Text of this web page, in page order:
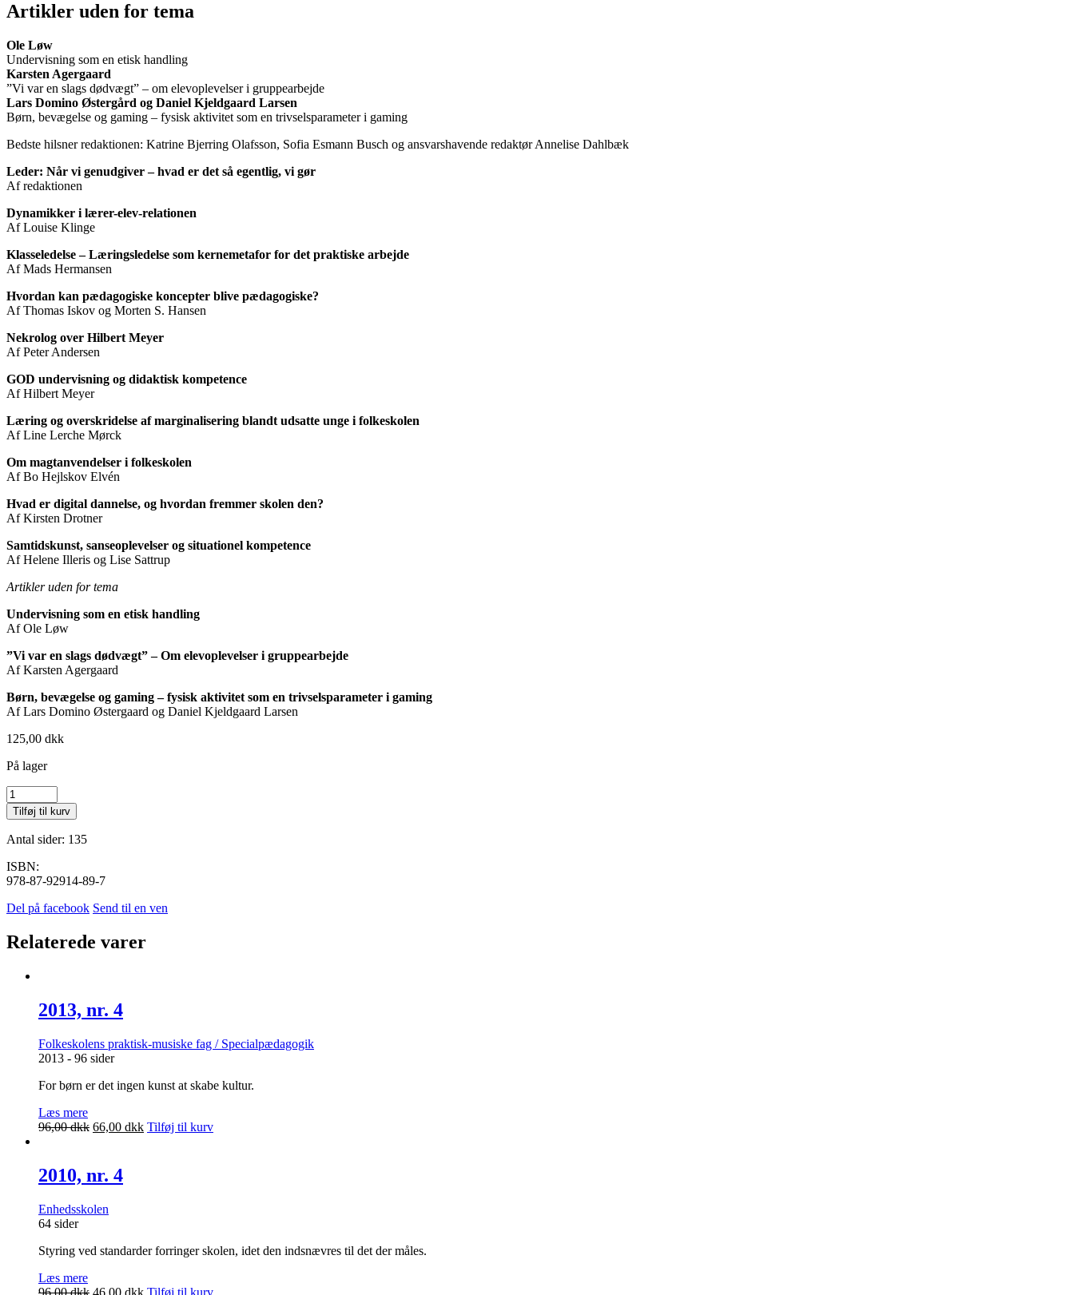
Artikler uden for tema
Ole Løw
Undervisning som en etisk handling
Karsten Agergaard
”Vi var en slags dødvægt” – om elevoplevelser i gruppearbejde
Lars Domino Østergård og Daniel Kjeldgaard Larsen
Børn, bevægelse og gaming – fysisk aktivitet som en trivselsparameter i gaming
Bedste hilsner redaktionen: Katrine Bjerring Olafsson, Sofia Esmann Busch og ansvarshavende redaktør Annelise Dahlbæk
Leder: Når vi genudgiver – hvad er det så egentlig, vi gør
Af redaktionen
Dynamikker i lærer-elev-relationen
Af Louise Klinge
Klasseledelse – Læringsledelse som kernemetafor for det praktiske arbejde
Af Mads Hermansen
Hvordan kan pædagogiske koncepter blive pædagogiske?
Af Thomas Iskov og Morten S. Hansen
Nekrolog over Hilbert Meyer
Af Peter Andersen
GOD undervisning og didaktisk kompetence
Af Hilbert Meyer
Læring og overskridelse af marginalisering blandt udsatte unge i folkeskolen
Af Line Lerche Mørck
Om magtanvendelser i folkeskolen
Af Bo Hejlskov Elvén
Hvad er digital dannelse, og hvordan fremmer skolen den?
Af Kirsten Drotner
Samtidskunst, sanseoplevelser og situationel kompetence
Af Helene Illeris og Lise Sattrup
Artikler uden for tema
Undervisning som en etisk handling
Af Ole Løw
”Vi var en slags dødvægt” – Om elevoplevelser i gruppearbejde
Af Karsten Agergaard
Børn, bevægelse og gaming – fysisk aktivitet som en trivselsparameter i gaming
Af Lars Domino Østergaard og Daniel Kjeldgaard Larsen
125,00 dkk
På lager
2026,
nr.
1
antal
Tilføj til kurv
Antal sider: 135
ISBN:
978-87-92914-89-7
Del på facebook Send til en ven
Relaterede varer
2013, nr. 4
Folkeskolens praktisk-musiske fag / Specialpædagogik
2013 - 96 sider
For børn er det ingen kunst at skabe kultur.
Læs mere
96,00dkk Den
96,00 dkk.
66,00 dkkDen
Tilføj til kurv
2010, nr. 4
Enhedsskolen
64 sider
Styring ved standarder forringer skolen, idet den indsnævres til det der måles.
Læs mere
96,00dkk Den
46,00 dkkDen
Tilføj til kurv